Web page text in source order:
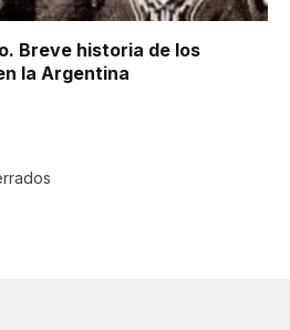
Breve historia de los
la Argentina